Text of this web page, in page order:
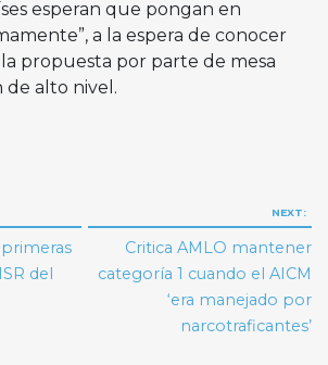
esperan que pongan en
a la espera de conocer
propuesta por parte de mesa
de alto nivel.
primeras
del
NEXT:
Critica AMLO mantener
categoría 1 cuando el AICM
‘era manejado por
narcotraficantes’